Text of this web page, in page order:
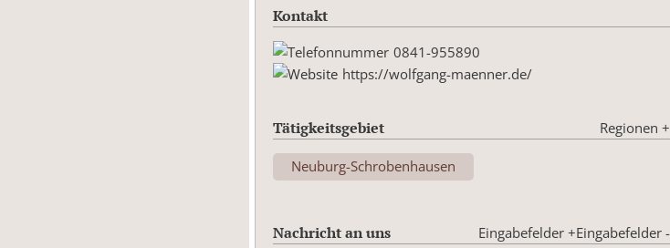
Kontakt
0841-955890
https://wolfgang-maenner.de/
Tätigkeitsgebiet Regionen +
Neuburg-Schrobenhausen
Nachricht an uns Eingabefelder -
Eingabefelder +